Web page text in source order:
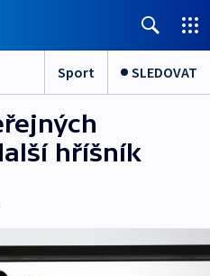
Sport SLEDOVAT
hříšník